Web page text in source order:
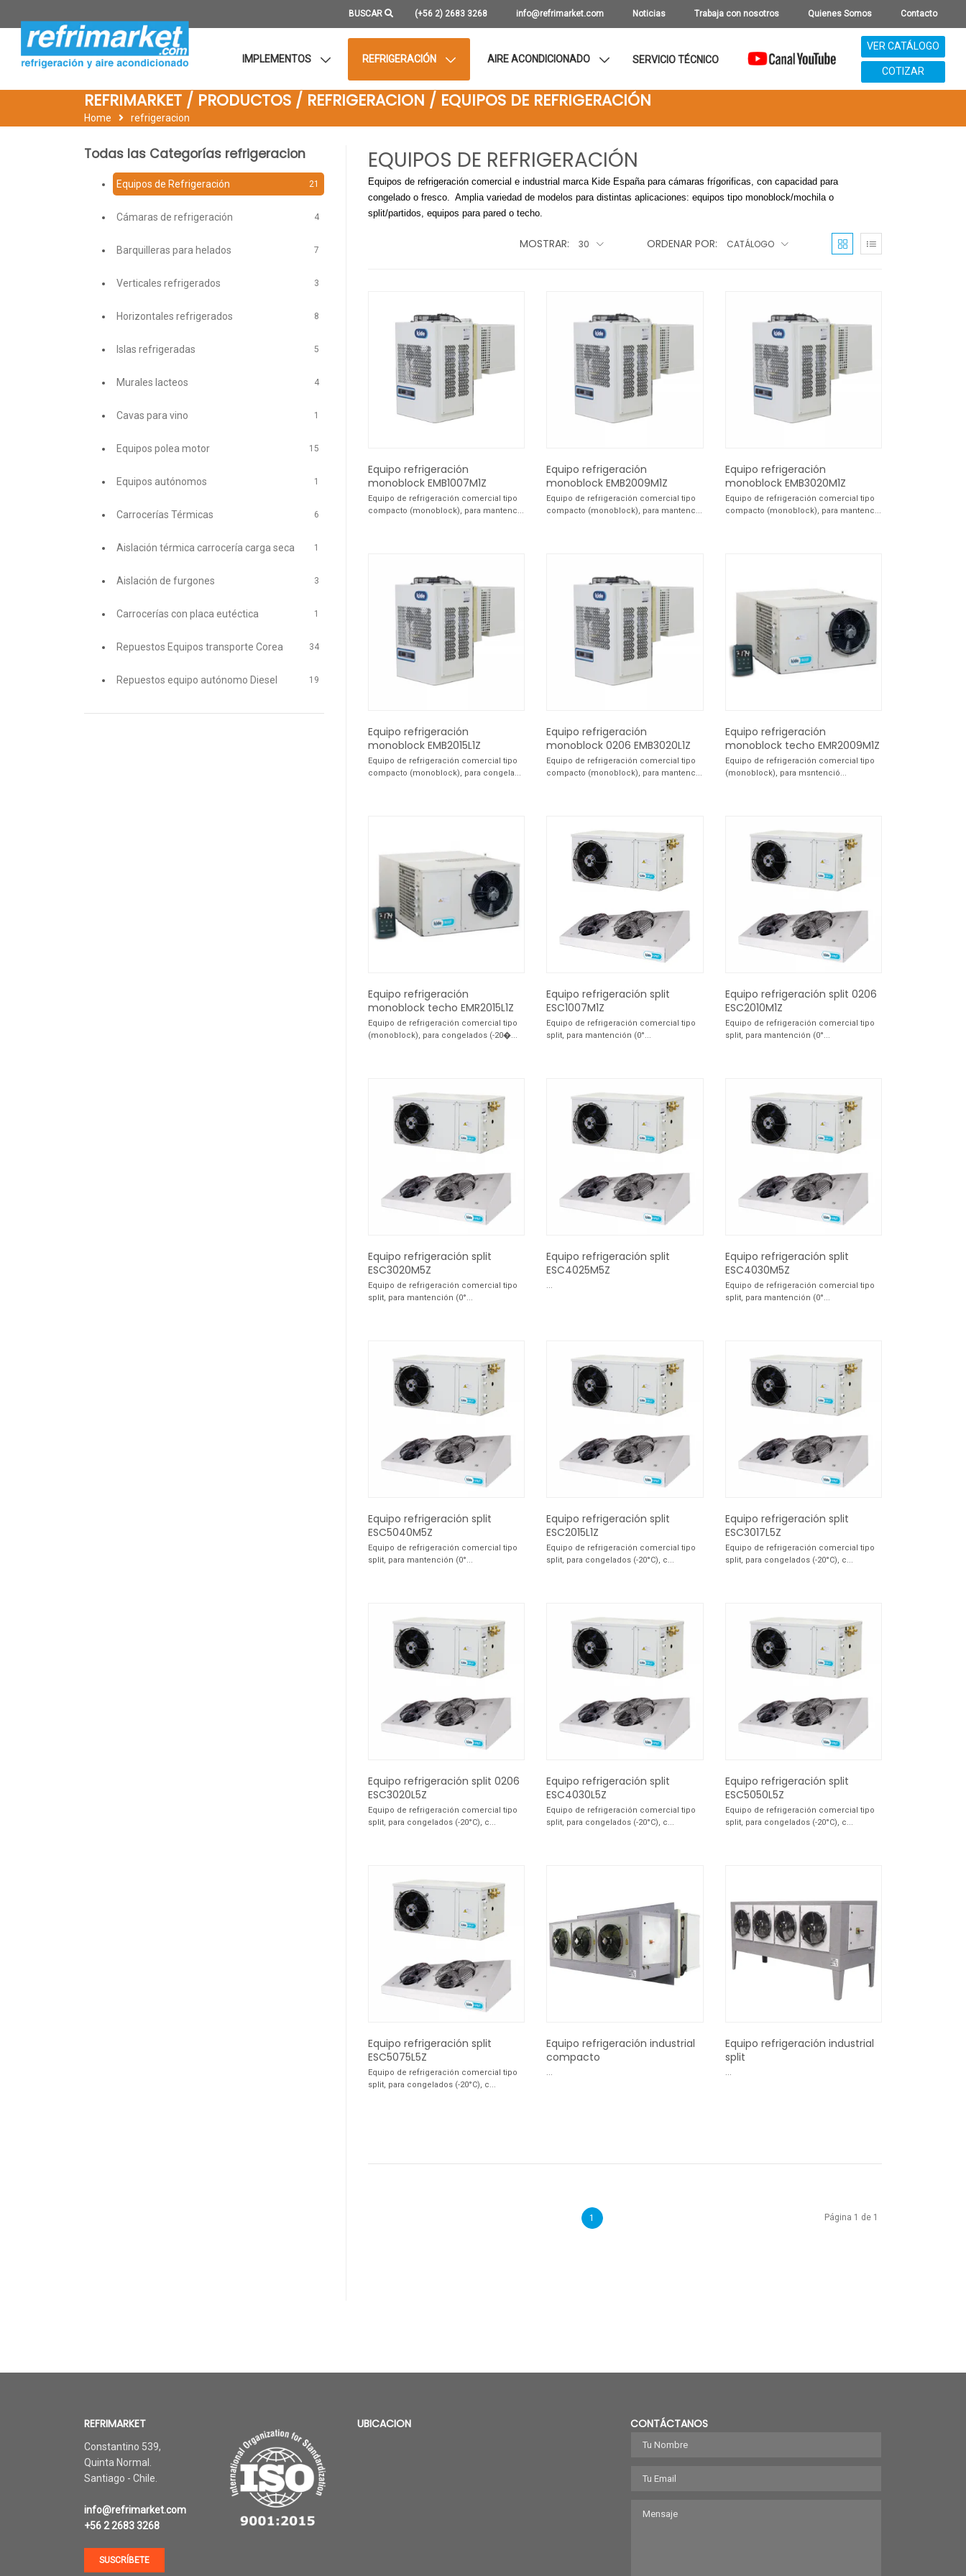
BUSCAR (+56 2) 2683 3268 info@refrimarket.com Noticias Trabaja con nosotros Quienes Somos Contacto
IMPLEMENTOS REFRIGERACIÓN AIRE ACONDICIONADO SERVICIO TÉCNICO
VER CATÁLOGO
COTIZAR
REFRIMARKET / PRODUCTOS / REFRIGERACION / EQUIPOS DE REFRIGERACIÓN
Home refrigeracion
EQUIPOS DE REFRIGERACIÓN
Equipos de refrigeración comercial e industrial marca Kide España para cámaras frígorificas, con capacidad para
congelado o fresco. Amplia variedad de modelos para distintas aplicaciones: equipos tipo monoblock/mochila o
split/partidos, equipos para pared o techo.
MOSTRAR: 30 ORDENAR POR: CATÁLOGO
Equipo refrigeración
monoblock EMB1007M1Z
Equipo de refrigeración comercial tipo
compacto (monoblock), para mantenc...
Equipo refrigeración
monoblock EMB2009M1Z
Equipo de refrigeración comercial tipo
compacto (monoblock), para mantenc...
Equipo refrigeración
monoblock EMB3020M1Z
Equipo de refrigeración comercial tipo
compacto (monoblock), para mantenc...
Equipo refrigeración
monoblock EMB2015L1Z
Equipo de refrigeración comercial tipo
compacto (monoblock), para congela...
Equipo refrigeración
monoblock 0206 EMB3020L1Z
Equipo de refrigeración comercial tipo
compacto (monoblock), para mantenc...
Equipo refrigeración
monoblock techo EMR2009M1Z
Equipo de refrigeración comercial tipo
(monoblock), para msntenció...
Equipo refrigeración
monoblock techo EMR2015L1Z
Equipo de refrigeración comercial tipo
(monoblock), para congelados (-20�...
Equipo refrigeración split
ESC1007M1Z
Equipo de refrigeración comercial tipo
split, para mantención (0°...
Equipo refrigeración split 0206
ESC2010M1Z
Equipo de refrigeración comercial tipo
split, para mantención (0°...
Equipo refrigeración split
ESC3020M5Z
Equipo de refrigeración comercial tipo
split, para mantención (0°...
Equipo refrigeración split
ESC4025M5Z
...
Equipo refrigeración split
ESC4030M5Z
Equipo de refrigeración comercial tipo
split, para mantención (0°...
Equipo refrigeración split
ESC5040M5Z
Equipo de refrigeración comercial tipo
split, para mantención (0°...
Equipo refrigeración split
ESC2015L1Z
Equipo de refrigeración comercial tipo
split, para congelados (-20°C), c...
Equipo refrigeración split
ESC3017L5Z
Equipo de refrigeración comercial tipo
split, para congelados (-20°C), c...
Equipo refrigeración split 0206
ESC3020L5Z
Equipo de refrigeración comercial tipo
split, para congelados (-20°C), c...
Equipo refrigeración split
ESC4030L5Z
Equipo de refrigeración comercial tipo
split, para congelados (-20°C), c...
Equipo refrigeración split
ESC5050L5Z
Equipo de refrigeración comercial tipo
split, para congelados (-20°C), c...
Equipo refrigeración split
ESC5075L5Z
Equipo de refrigeración comercial tipo
split, para congelados (-20°C), c...
Equipo refrigeración industrial
compacto
...
Equipo refrigeración industrial
split
...
1 Página 1 de 1
Todas las Categorías refrigeracion
Equipos de Refrigeración 21
Cámaras de refrigeración 4
Barquilleras para helados 7
Verticales refrigerados 3
Horizontales refrigerados 8
Islas refrigeradas 5
Murales lacteos 4
Cavas para vino 1
Equipos polea motor 15
Equipos autónomos 1
Carrocerías Térmicas 6
Aislación térmica carrocería carga seca 1
Aislación de furgones 3
Carrocerías con placa eutéctica 1
Repuestos Equipos transporte Corea 34
Repuestos equipo autónomo Diesel 19
REFRIMARKET
Constantino 539,
Quinta Normal.
Santiago - Chile.
info@refrimarket.com
+56 2 2683 3268
SUSCRÍBETE
UBICACION CONTÁCTANOS